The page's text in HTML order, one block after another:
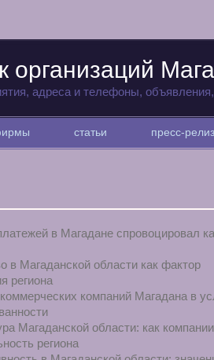
организаций
адреса и телефоны,
статьи пресс-
в Магадане спровоцировал
в Магаданской области как фактор
региона
компаний Магадана в
Магаданской области: как компании
региона